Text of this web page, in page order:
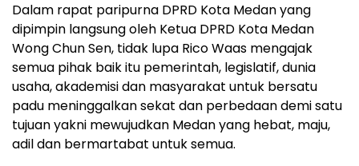
Dalam rapat paripurna DPRD Kota Medan yang
dipimpin langsung oleh Ketua DPRD Kota Medan
Wong Chun Sen, tidak lupa Rico Waas mengajak
semua pihak baik itu pemerintah, legislatif, dunia
usaha, akademisi dan masyarakat untuk bersatu
padu meninggalkan sekat dan perbedaan demi satu
tujuan yakni mewujudkan Medan yang hebat, maju,
adil dan bermartabat untuk semua.